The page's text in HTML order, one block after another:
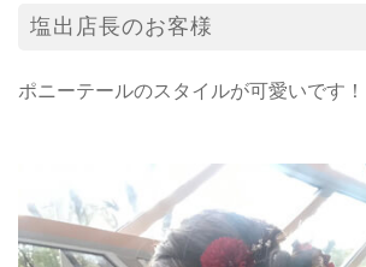
塩出店長のお客様
ポニーテールのスタイルが可愛いです！